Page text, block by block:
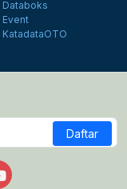
Databoks
Event
KatadataOTO
Daftar
X
us on Instagram
Follow us on